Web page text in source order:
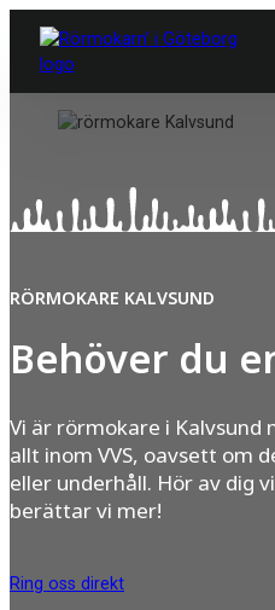
RÖRMOKARE KALVSUND
Behöver du
Vi är rörmokare i Kalvsund
allt inom VVS, oavsett om
eller underhåll. Hör av dig
berättar vi mer!
Ring oss direkt